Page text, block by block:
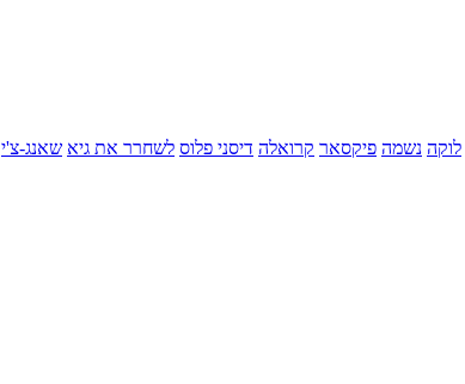
לוקה נשמה פיקסאר קרואלה דיסני פלוס לשחרר את גיא שאנג-צ'י